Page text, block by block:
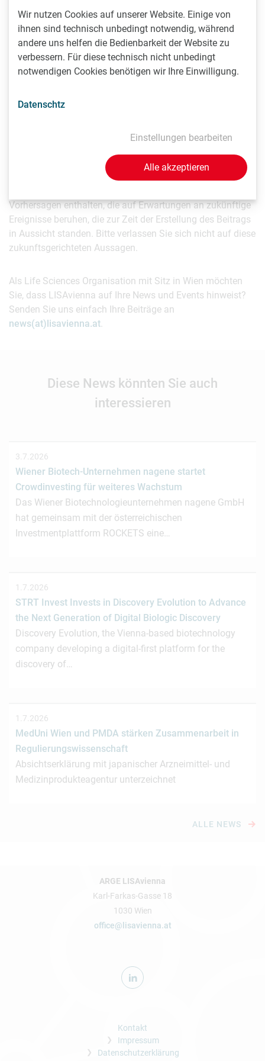
Kontakt
Tel. +43 664 534 84 00
Die inhaltliche Verantwortung für diesen Beitrag liegt
Vorhersagen enthalten, die auf Erwartungen an zukünftige
Ereignisse beruhen, die zur Zeit der Erstellung des Beitrags
in Aussicht standen. Bitte verlassen Sie sich nicht auf diese
zukunftsgerichteten Aussagen.
Als Life Sciences Organisation mit Sitz in Wien möchten
Sie, dass LISAvienna auf Ihre News und Events hinweist?
Senden Sie uns einfach Ihre Beiträge an
news(at)lisavienna.at.
Diese News könnten Sie auch
interessieren
3.7.2026
Wiener Biotech-Unternehmen nagene startet
Crowdinvesting für weiteres Wachstum
Das Wiener Biotechnologieunternehmen nagene GmbH
hat gemeinsam mit der österreichischen
Investmentplattform ROCKETS eine…
1.7.2026
STRT Invest Invests in Discovery Evolution to Advance
the Next Generation of Digital Biologic Discovery
Discovery Evolution, the Vienna-based biotechnology
company developing a digital-first platform for the
discovery of…
1.7.2026
MedUni Wien und PMDA stärken Zusammenarbeit in
Regulierungswissenschaft
Absichtserklärung mit japanischer Arzneimittel- und
Medizinprodukteagentur unterzeichnet
ALLE NEWS
ARGE LISAvienna
Karl-Farkas-Gasse 18
1030 Wien
office@lisavienna.at
Kontakt
Impressum
Datenschutzerklärung
Wir nutzen Cookies auf unserer Website. Einige von
ihnen sind technisch unbedingt notwendig, während
andere uns helfen die Bedienbarkeit der Website zu
verbessern. Für diese technisch nicht unbedingt
notwendigen Cookies benötigen wir Ihre Einwilligung.
Datenschtz
Einstellungen bearbeiten
Alle akzeptieren